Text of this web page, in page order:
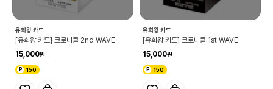
유희왕 카드
[유희왕 카드] 크로니클 2nd WAVE
15,000
150
유희왕 카드
[유희왕 카드] 크로니클 1st WAVE
15,000
150